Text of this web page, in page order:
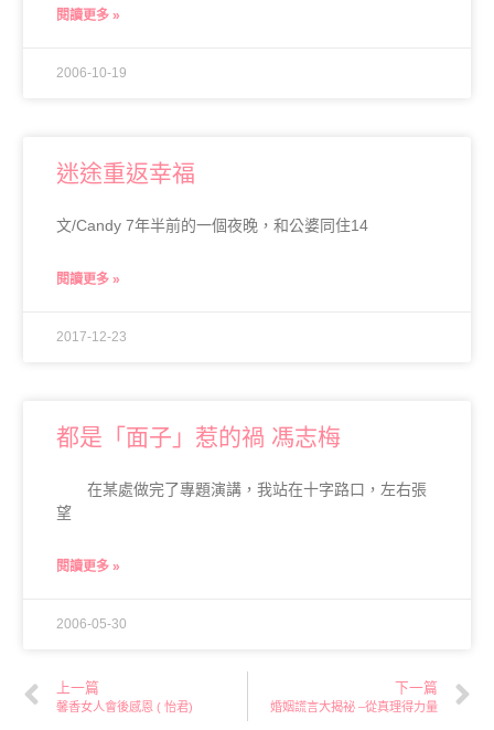
閱讀更多 »
2006-10-19
迷途重返幸福
文/Candy 7年半前的一個夜晚，和公婆同住14
閱讀更多 »
2017-12-23
都是「面子」惹的禍 馮志梅
在某處做完了專題演講，我站在十字路口，左右張
望
閱讀更多 »
2006-05-30
上一篇
馨香女人會後感恩 ( 怡君)
下一篇
婚姻謊言大揭祕 –從真理得力量